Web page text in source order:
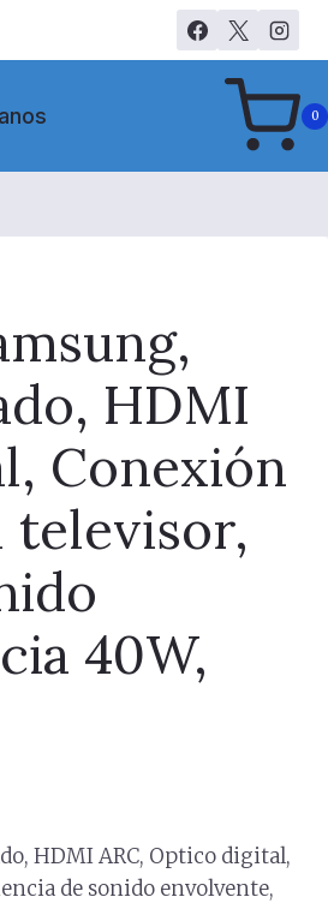
0
HDMI
Conexión
televisor,
40W,
HDMI ARC, Optico digital,
de sonido envolvente,